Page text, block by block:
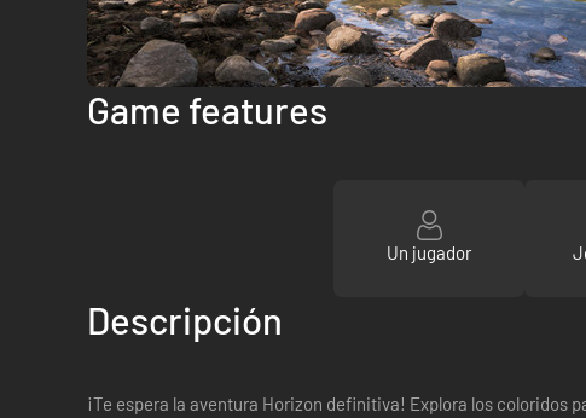
Game features
Un jugador
Descripción
¡Te espera la aventura Horizon definitiva! Explora los